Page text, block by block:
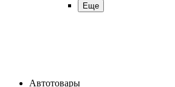
Еще
Автотовары